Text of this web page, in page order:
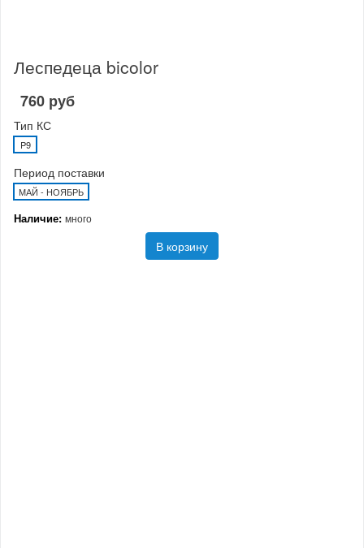
Леспедеца bicolor
760 руб
Тип КС
P9
Период поставки
МАЙ - НОЯБРЬ
Наличие: много
В корзину